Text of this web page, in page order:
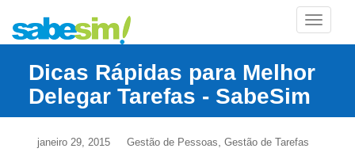
Dicas Rápidas para Melhor
Delegar Tarefas - SabeSim
janeiro 29, 2015 Gestão de Pessoas Gestão de Tarefas